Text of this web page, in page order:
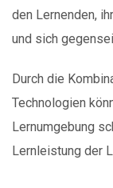
den Lernenden,
und sich
Durch die
Technologien
Lernumgebung
Lernleistung der